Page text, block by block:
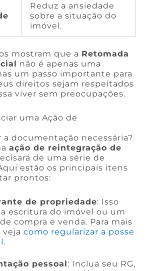
Reduz a ansiedade
sobre a situação do
imóvel.
mostram que a Retomada
não é apenas uma
um passo importante para
direitos sejam respeitados
viver sem preocupações.
uma Ação de
a documentação necessária?
ação de reintegração de
de uma série de
estão os principais itens
prontos:
de propriedade: Isso
escritura do imóvel ou um
compra e venda. Para mais
vejacomo regularizar a posse
.
pessoal: Inclua seu RG,